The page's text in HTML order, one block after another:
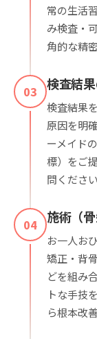
常の生活
み検査・
角的な精
03 検査結
検査結果
原因を明
ーメイド
標）をご
問ください
04 施術（
お一人お
矯正・背
どを組み
トな手技
ら根本改